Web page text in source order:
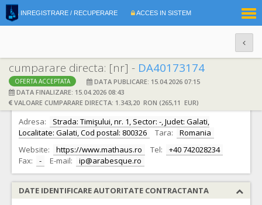
INREGISTRARE / RECUPERARE ACCES IN SISTEM
cumparare directa: [nr] - DA40173174
OFERTA ACCEPTATA
DATA PUBLICARE: 15.04.2026 07:15
DATA FINALIZARE: 15.04.2026 08:43
VALOARE CUMPARARE DIRECTA: 1.343,20 RON (265,11 EUR)
DATE IDENTIFICARE OFERTANT
Ofertant: S.C. ARABESQUE S.R.L. CIF: 5340801
Adresa:
Strada: Timişului, nr. 1, Sector: -, Judet: Galati,
Localitate: Galati, Cod postal: 800326
Tara:
Romania
Website:
https://www.mathaus.ro Tel:
+40 742028234
Fax:
- E-mail: ip@arabesque.ro
DATE IDENTIFICARE AUTORITATE CONTRACTANTA